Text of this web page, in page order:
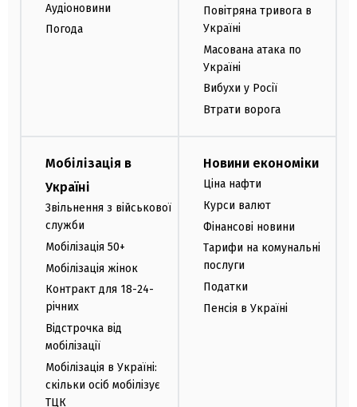
Аудіоновини
Погода
Повітряна тривога в
Україні
Масована атака по
Україні
Вибухи у Росії
Втрати ворога
Мобілізація в
Україні
Звільнення з військової
служби
Мобілізація 50+
Мобілізація жінок
Контракт для 18-24-
річних
Відстрочка від
мобілізації
Мобілізація в Україні:
скільки осіб мобілізує
ТЦК
Новини економіки
Ціна нафти
Курси валют
Фінансові новини
Тарифи на комунальні
послуги
Податки
Пенсія в Україні